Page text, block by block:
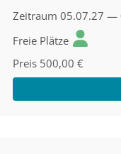
Zeitraum 05.07.27 —
Freie Plätze
Preis 500,00 €